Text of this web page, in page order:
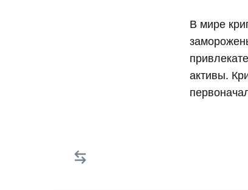
В мире
активы.